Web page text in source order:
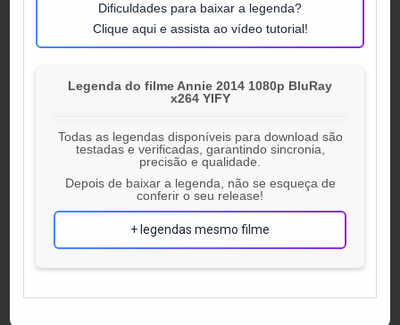
Dificuldades para baixar a legenda?
Clique aqui e assista ao vídeo tutorial!
Legenda do filme Annie 2014 1080p BluRay
x264 YIFY
Todas as legendas disponíveis para download são
testadas e verificadas, garantindo sincronia,
precisão e qualidade.
Depois de baixar a legenda, não se esqueça de
conferir o seu release!
+ legendas mesmo filme